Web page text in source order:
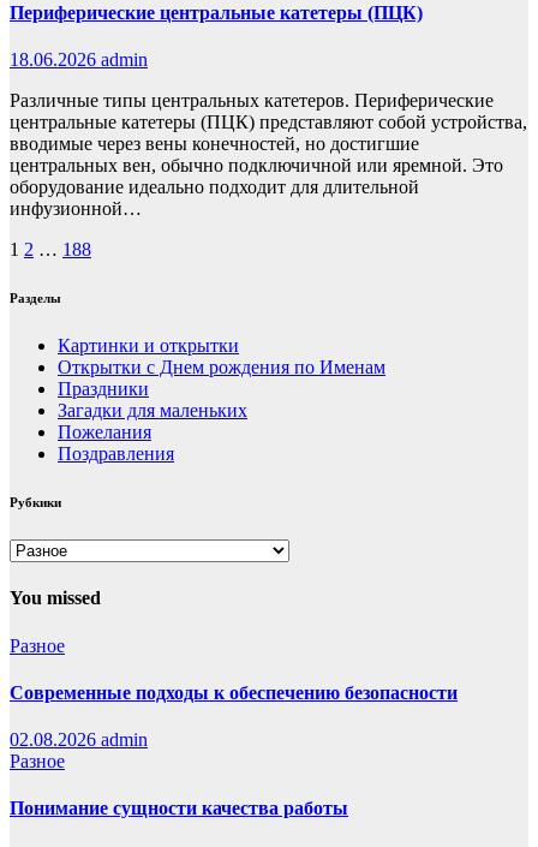
Периферические центральные катетеры (ПЦК)
18.06.2026 admin
Различные типы центральных катетеров. Периферические
центральные катетеры (ПЦК) представляют собой устройства,
вводимые через вены конечностей, но достигшие
центральных вен, обычно подключичной или яремной. Это
оборудование идеально подходит для длительной
инфузионной…
Пагинация
записей
1 2 … 188
Разделы
Картинки и открытки
Открытки с Днем рождения по Именам
Праздники
Загадки для маленьких
Пожелания
Поздравления
Рубкики
Рубкики
You missed
Разное
Современные подходы к обеспечению безопасности
02.08.2026 admin
Разное
Понимание сущности качества работы